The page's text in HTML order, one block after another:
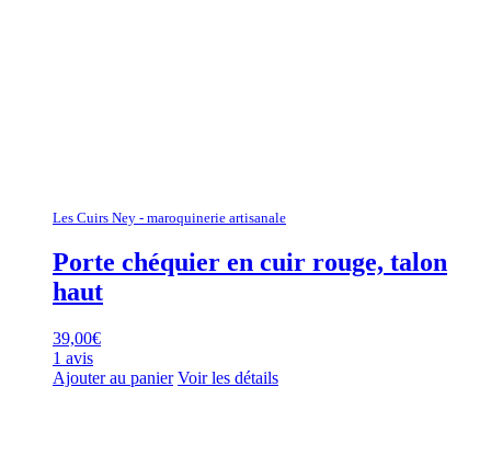
Les Cuirs Ney - maroquinerie artisanale
Porte chéquier en cuir rouge, talon
haut
39,00€
1 avis
Ajouter au panier Voir les détails